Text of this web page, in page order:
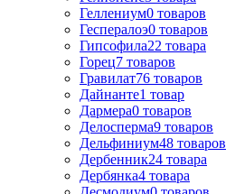
Геллениум0 товаров
Геспералоэ0 товаров
Гипсофила22 товара
Горец7 товаров
Гравилат76 товаров
Дайнанте1 товар
Дармера0 товаров
Делосперма9 товаров
Дельфиниум48 товаров
Дербенник24 товара
Дербянка4 товара